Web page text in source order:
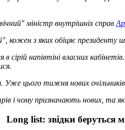
міністр внутрішніх справ
з яких обіцяє президенту
в сірій напівтіні власних
цього тижня нових
і чому призначають нових, та
Long list: звідки беруться